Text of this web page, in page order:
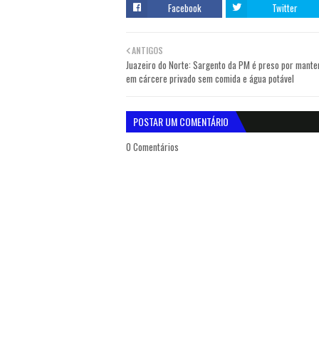
Facebook Twitter
ANTIGOS
Juazeiro do Norte: Sargento da PM é preso por
em cárcere privado sem comida e água potável
POSTAR UM COMENTÁRIO
0 Comentários